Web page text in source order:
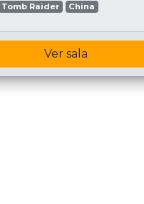
Tomb Raider China
Ver sala